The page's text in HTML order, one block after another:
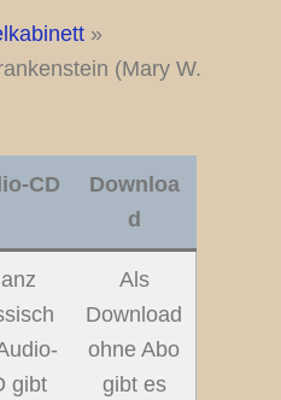
»
(Mary W.
CD
Downloa
d
gibt
Als
Download
ohne Abo
gibt es